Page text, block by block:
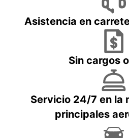
Asistencia en
Sin cargos
Servicio 24/7 en la
principales